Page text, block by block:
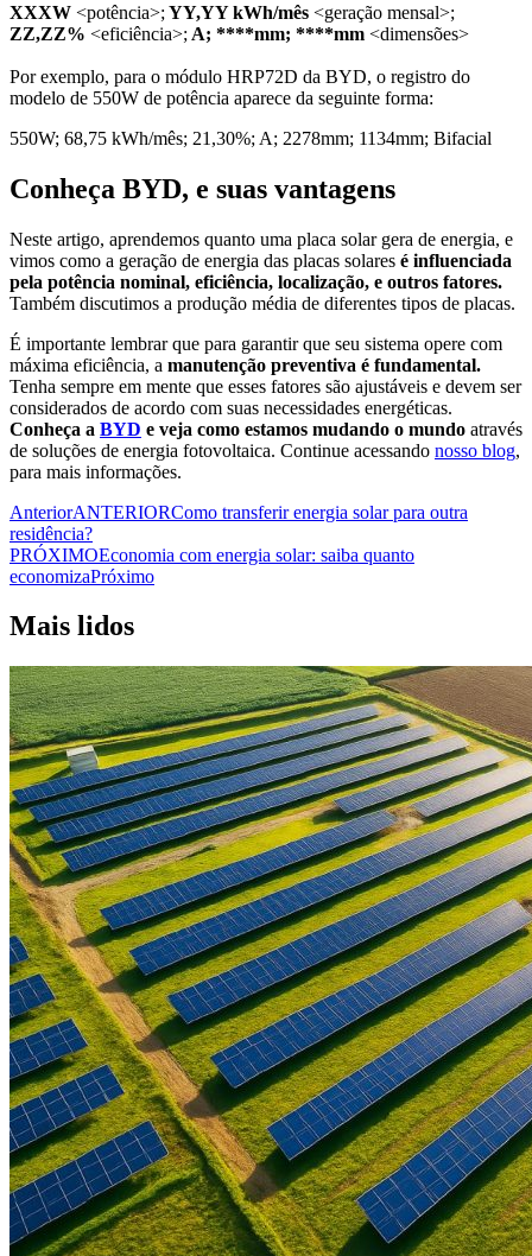
XXXW <potência>; YY,YY kWh/mês <geração mensal>;
ZZ,ZZ% <eficiência>; A; ****mm; ****mm <dimensões>
Por exemplo, para o módulo HRP72D da BYD, o registro do
modelo de 550W de potência aparece da seguinte forma:
550W; 68,75 kWh/mês; 21,30%; A; 2278mm; 1134mm; Bifacial
Conheça BYD, e suas vantagens
Neste artigo, aprendemos quanto uma placa solar gera de energia, e
vimos como a geração de energia das placas solares é influenciada
pela potência nominal, eficiência, localização, e outros fatores.
Também discutimos a produção média de diferentes tipos de placas.
É importante lembrar que para garantir que seu sistema opere com
máxima eficiência, a manutenção preventiva é fundamental.
Tenha sempre em mente que esses fatores são ajustáveis e devem ser
considerados de acordo com suas necessidades energéticas.
Conheça a BYD e veja como estamos mudando o mundo através
de soluções de energia fotovoltaica. Continue acessando nosso blog,
para mais informações.
AnteriorANTERIORComo transferir energia solar para outra
residência?
PRÓXIMOEconomia com energia solar: saiba quanto
economizaPróximo
Mais lidos